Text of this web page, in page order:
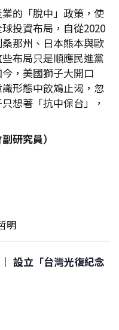
的「脫中」政策，使
投資布局，自從2020
那州、日本熊本與歐
布局只是順應民進黨
，美國獅子大開口
識形態中飲鴆止渴，忽
想著「抗中保台」，
研究員）
明
設立「台灣光復紀念